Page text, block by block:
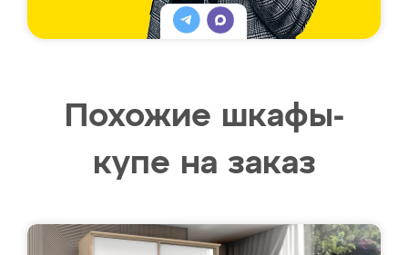
Похожие шкафы-
купе на заказ